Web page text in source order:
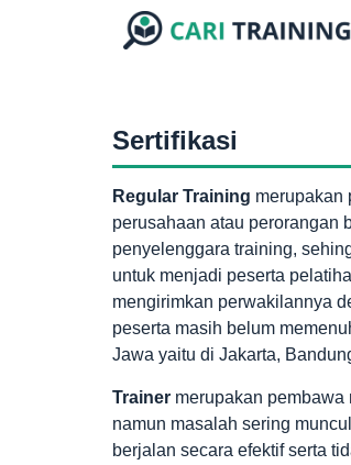
Sertifikasi
Regular Training merupakan
perusahaan atau perorangan
penyelenggara training,
untuk menjadi peserta
mengirimkan perwakilannya
peserta masih belum
Jawa yaitu di Jakarta,
Trainer merupakan
namun masalah sering
berjalan secara efektif serta